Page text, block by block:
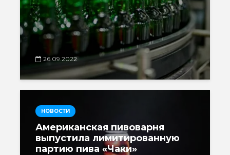
26.09.2022
НОВОСТИ
Американская пивоварня
выпустила лимитированную
партию пива «Чаки»